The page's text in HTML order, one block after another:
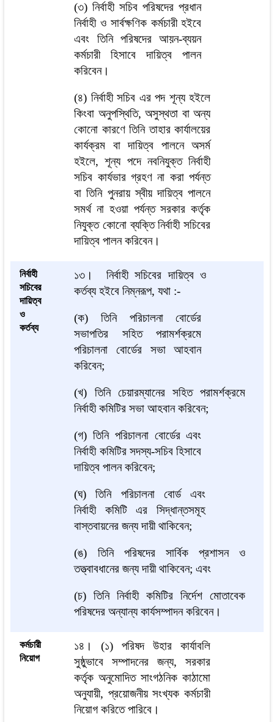
(৩) নির্বাহী সচিব পরিষদের প্রধান
নির্বাহী ও সার্বক্ষণিক কর্মচারী হইবে
এবং তিনি পরিষদের আয়ন-ব্যয়ন
কর্মচারী হিসাবে দায়িত্ব পালন
করিবেন।
(৪) নির্বাহী সচিব এর পদ শূন্য হইলে
কিংবা অনুপস্থিতি, অসুস্থতা বা অন্য
কোনো কারণে তিনি তাহার কার্যালয়ের
কার্যক্রম বা দায়িত্ব পালনে অসর্ম
হইলে, শূন্য পদে নবনিযুক্ত নির্বাহী
সচিব কার্যভার গ্রহণ না করা পর্যন্ত
বা তিনি পুনরায় স্বীয় দায়িত্ব পালনে
সমর্থ না হওয়া পর্যন্ত সরকার কর্তৃক
নিযুক্ত কোনো ব্যক্তি নির্বাহী সচিবের
দায়িত্ব পালন করিবেন।
নির্বাহী
সচিবের
দায়িত্ব
ও
কর্তব্য
১৩।
নির্বাহী সচিবের দায়িত্ব ও
কর্তব্য হইবে নিম্নরূপ, যথা :-
(ক) তিনি পরিচালনা বোর্ডের
সভাপতির সহিত পরামর্শক্রমে
পরিচালনা বোর্ডের সভা আহবান
করিবেন;
(খ) তিনি চেয়ারম্যানের সহিত পরামর্শক্রমে
নির্বাহী কমিটির সভা আহবান করিবেন;
(গ) তিনি পরিচালনা বোর্ডের এবং
নির্বাহী কমিটির সদস্য-সচিব হিসাবে
দায়িত্ব পালন করিবেন;
(ঘ) তিনি পরিচালনা বোর্ড এবং
নির্বাহী কমিটি এর সিদ্ধান্তসমূহ
বাস্তবায়নের জন্য দায়ী থাকিবেন;
(ঙ) তিনি পরিষদের সার্বিক প্রশাসন ও
তত্ত্বাবধানের জন্য দায়ী থাকিবেন; এবং
(চ) তিনি নির্বাহী কমিটির নির্দেশ মোতাবেক
পরিষদের অন্যান্য কার্যসম্পাদন করিবেন।
কর্মচারী
নিয়োগ
১৪। (১) পরিষদ উহার কার্যাবলি
সুষ্ঠুভাবে সম্পাদনের জন্য, সরকার
কর্তৃক অনুমোদিত সাংগঠনিক কাঠামো
অনুযায়ী, প্রয়োজনীয় সংখ্যক কর্মচারী
নিয়োগ করিতে পারিবে।